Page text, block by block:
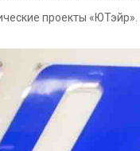
проекты